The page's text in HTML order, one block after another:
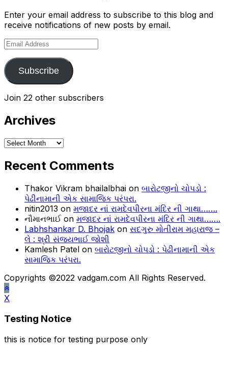
Enter your email address to subscribe to this blog and
receive notifications of new posts by email.
Email
Address
Subscribe
Join 22 other subscribers
Archives
Archives
Recent Comments
Thakor Vikram bhailalbhai on બારોટજીનો ચોપડો :
પેઢીનામાની એક સામાજિક પરંપરા.
nitin2013 on મજાદર નાં રામદેવપીરના મંદિર ની ગાથા…….
નૌમાનભાઈon મજાદર નાં રામદેવપીરના મંદિર ની ગાથા…….
Labhshankar D. Bhojak on સદગુરુ મોતીરામ મહારાજ –
લે : શ્રી સંજયભાઈ જોશી
Kamlesh Patel on બારોટજીનો ચોપડો : પેઢીનામાની એક
સામાજિક પરંપરા.
Copyrights ©2022 vadgam.com All Rights Reserved.
X
Testing Notice
this is notice for testing purpose only